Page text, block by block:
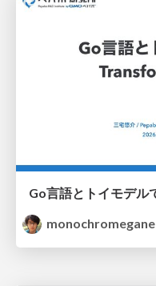
monochromegane